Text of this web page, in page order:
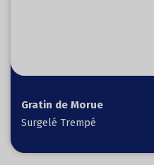
Gratin de Morue
Surgelé Trempé